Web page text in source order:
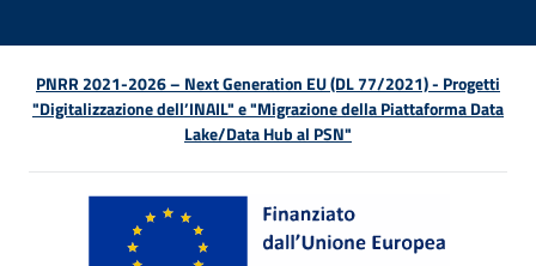
PNRR 2021-2026 – Next Generation EU (DL 77/2021) - Progetti
"Digitalizzazione dell’INAIL" e "Migrazione della Piattaforma Data
Lake/Data Hub al PSN"